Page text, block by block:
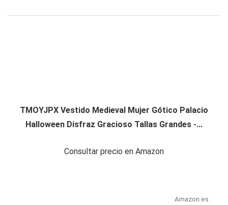
TMOYJPX Vestido Medieval Mujer Gótico Palacio
Halloween Disfraz Gracioso Tallas Grandes -...
Consultar precio en Amazon
Amazon.es